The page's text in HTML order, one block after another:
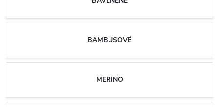
BAMBUSOVÉ
MERINO